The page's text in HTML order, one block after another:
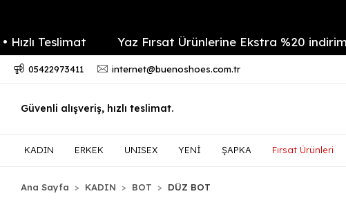
Teslimat Yaz Fırsat Ürünlerine Ekstra %20 indirim
05422973411 internet@buenoshoes.com.tr
Güvenli alışveriş, hızlı teslimat.
KADIN ERKEK UNISEX YENİ ŞAPKA Fırsat Ürünleri
Ana Sayfa KADIN BOT DÜZ BOT